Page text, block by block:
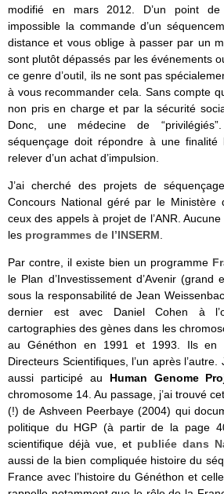
modifié en mars 2012. D’un point
impossible la commande d’un
distance et vous oblige à passer par un
sont plutôt dépassés par les événements
ce genre d’outil, ils ne sont pas
à vous recommander cela. Sans compte
non pris en charge et par la sécurité
Donc, une médecine de
séquençage doit répondre à une
relever d’un achat d’impulsion.
J’ai cherché des projets de
Concours National géré par le Ministère
ceux des appels à projet de l’ANR.
les programmes de l’INSERM
Par contre, il existe bien un programme
le Plan d’Investissement d’Avenir
sous la responsabilité de Jean
dernier est avec Daniel Cohen à
cartographies des gènes dans les
au Généthon en 1991 et 1993. Ils
Directeurs Scientifiques, l’un après
aussi participé au Human Genome
chromosome 14. Au passage, j’ai trouvé
(!) de Ashveen Peerbaye (2004) qui
politique du HGP (à partir de la page
scientifique déjà vue, et publiée dans
aussi de la bien compliquée histoire du
France avec l’histoire du Généthon et